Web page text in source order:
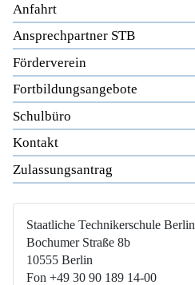
Anfahrt
Ansprechpartner STB
Förderverein
Fortbildungsangebote
Schulbüro
Kontakt
Zulassungsantrag
Staatliche Technikerschule Berlin
Bochumer Straße 8b
10555 Berlin
Fon +49 30 90 189 14-00